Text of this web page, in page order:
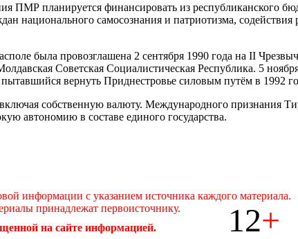
ПМР планируется финансировать из республиканского
национального самосознания и патриотизма,
была провозглашена 2 сентября 1990 года на II
Советская Социалистическая Республика. 5
вернуть Приднестровье силовым путём в 1992
собственную валюту. Международного признания
автономию в составе единого государства.
информации с указанием источника каждого материала.
принадлежат первоисточнику.
на сайте информацией.
12+